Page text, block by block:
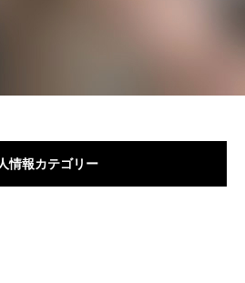
情報カテゴリー